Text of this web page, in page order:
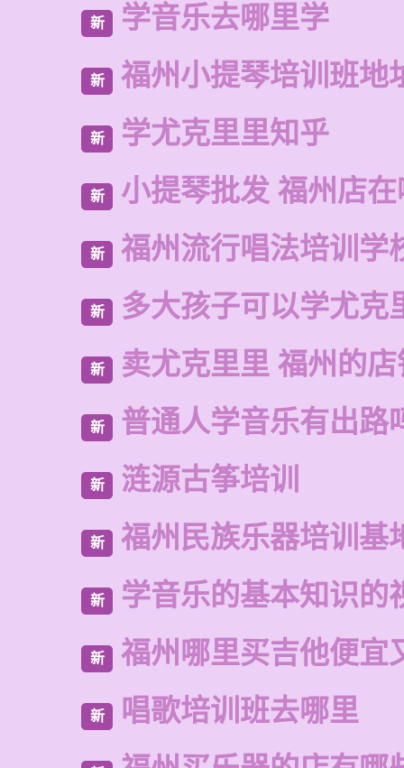
新 学音乐去哪里学
新 福州小提琴培训班地
新 学尤克里里知乎
新 小提琴批发 福州店
新 福州流行唱法培训学
新 多大孩子可以学尤克
新 卖尤克里里 福州的店
新 普通人学音乐有出路
新 涟源古筝培训
新 福州民族乐器培训基
新 学音乐的基本知识的
新 福州哪里买吉他便宜
新 唱歌培训班去哪里